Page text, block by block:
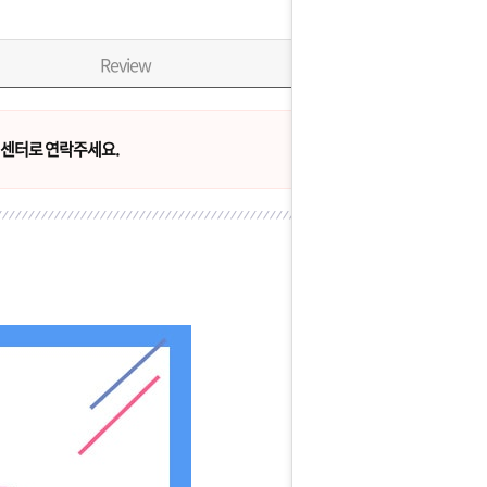
Review
터로 연락주세요.